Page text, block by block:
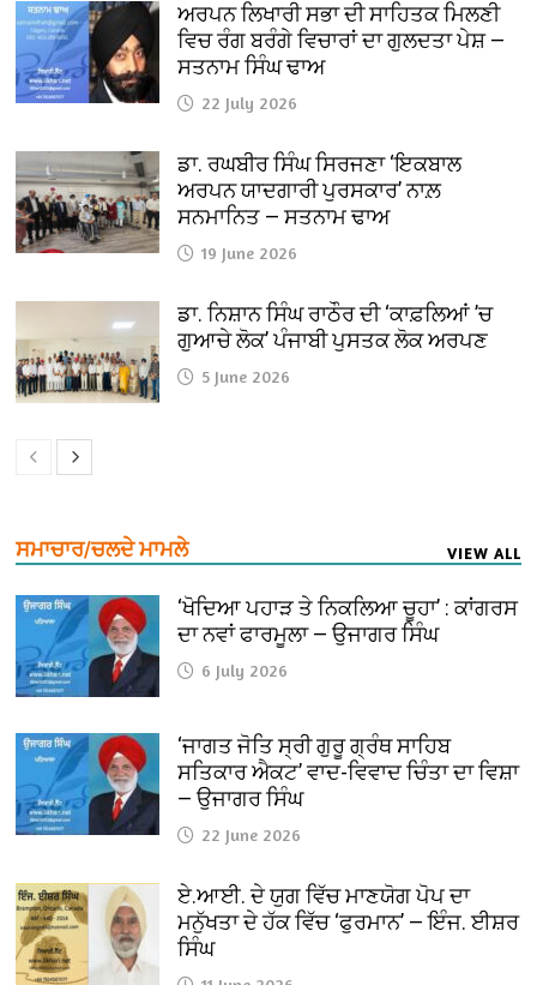
ਅਰਪਨ ਲਿਖਾਰੀ ਸਭਾ ਦੀ ਸਾਹਿਤਕ ਮਿਲਣੀ
ਵਿਚ ਰੰਗ ਬਰੰਗੇ ਵਿਚਾਰਾਂ ਦਾ ਗੁਲਦਤਾ ਪੇਸ਼ —
ਸਤਨਾਮ ਸਿੰਘ ਢਾਅ
22 July 2026
ਡਾ. ਰਘਬੀਰ ਸਿੰਘ ਸਿਰਜਣਾ ‘ਇਕਬਾਲ
ਅਰਪਨ ਯਾਦਗਾਰੀ ਪੁਰਸਕਾਰ’ ਨਾਲ਼
ਸਨਮਾਨਿਤ — ਸਤਨਾਮ ਢਾਅ
19 June 2026
ਡਾ. ਨਿਸ਼ਾਨ ਸਿੰਘ ਰਾਠੌਰ ਦੀ ‘ਕਾਫ਼ਲਿਆਂ ’ਚ
ਗੁਆਚੇ ਲੋਕ’ ਪੰਜਾਬੀ ਪੁਸਤਕ ਲੋਕ ਅਰਪਣ
5 June 2026
ਸਮਾਚਾਰ/ਚਲਦੇ ਮਾਮਲੇ VIEW ALL
‘ਖੋਦਿਆ ਪਹਾੜ ਤੇ ਨਿਕਲਿਆ ਚੂਹਾ’ : ਕਾਂਗਰਸ
ਦਾ ਨਵਾਂ ਫਾਰਮੂਲਾ — ਉਜਾਗਰ ਸਿੰਘ
6 July 2026
‘ਜਾਗਤ ਜੋਤਿ ਸ੍ਰੀ ਗੁਰੂ ਗ੍ਰੰਥ ਸਾਹਿਬ
ਸਤਿਕਾਰ ਐਕਟ’ ਵਾਦ-ਵਿਵਾਦ ਚਿੰਤਾ ਦਾ ਵਿਸ਼ਾ
— ਉਜਾਗਰ ਸਿੰਘ
22 June 2026
ਏ.ਆਈ. ਦੇ ਯੁਗ ਵਿੱਚ ਮਾਣਯੋਗ ਪੋਪ ਦਾ
ਮਨੁੱਖਤਾ ਦੇ ਹੱਕ ਵਿੱਚ ‘ਫੁਰਮਾਨ’ — ਇੰਜ. ਈਸ਼ਰ
ਸਿੰਘ